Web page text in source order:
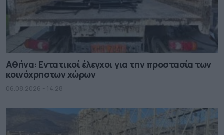
Αθήνα: Εντατικοί έλεγχοι για την προστασία των
κοινόχρηστων χώρων
06.08.2026 - 14.28